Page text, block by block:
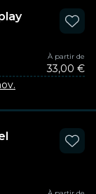
À partir de
33,00 €